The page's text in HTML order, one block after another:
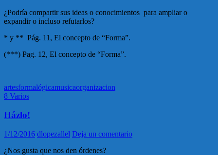
¿Podría compartir sus ideas o conocimientos para ampliar o
expandir o incluso refutarlos?
* y ** Pág. 11, El concepto de “Forma”.
(***) Pag. 12, El concepto de “Forma”.
artesformalógicamusicaorganizacion
8 Varios
Házlo!
1/12/2016 dlopezallel Deja un comentario
¿Nos gusta que nos den órdenes?